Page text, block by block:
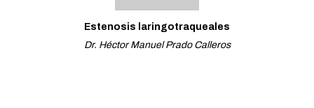
Estenosis laringotraqueales
Dr. Héctor Manuel Prado Calleros